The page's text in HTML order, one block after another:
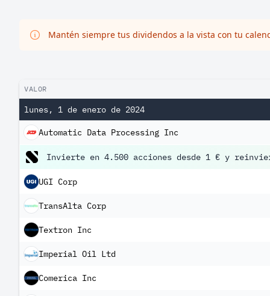
Mantén siempre tus dividendos a la vista con tu
VALOR
lunes, 1 de enero de 2024
Automatic Data Processing Inc
Invierte en 4.500 acciones desde 1 € y
UGI Corp
TransAlta Corp
Textron Inc
Imperial Oil Ltd
Comerica Inc